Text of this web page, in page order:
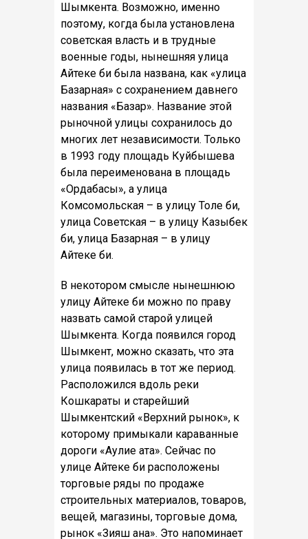
Шымкента. Возможно, именно
поэтому, когда была установлена
советская власть и в трудные
военные годы, нынешняя улица
Айтеке би была названа, как «улица
Базарная» с сохранением давнего
названия «Базар». Название этой
рыночной улицы сохранилось до
многих лет независимости. Только
в 1993 году площадь Куйбышева
была переименована в площадь
«Ордабасы», а улица
Комсомольская – в улицу Толе би,
улица Советская – в улицу Казыбек
би, улица Базарная – в улицу
Айтеке би.
В некотором смысле нынешнюю
улицу Айтеке би можно по праву
назвать самой старой улицей
Шымкента. Когда появился город
Шымкент, можно сказать, что эта
улица появилась в тот же период.
Расположился вдоль реки
Кошкараты и старейший
Шымкентский «Верхний рынок», к
которому примыкали караванные
дороги «Аулие ата». Сейчас по
улице Айтеке би расположены
торговые ряды по продаже
строительных материалов, товаров,
вещей, магазины, торговые дома,
рынок «Зияш ана». Это напоминает